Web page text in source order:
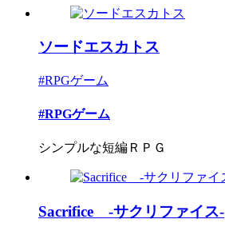
ソードエスカトス
#RPGゲーム
#RPGゲーム
シンプルな短編ＲＰＧ
Sacrifice -サクリファイス-